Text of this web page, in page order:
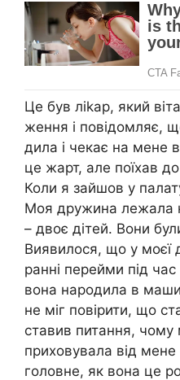
Це був ліkар, який
ження і повідомляє,
дила і чекає на мене
це жарт, але поїхав до
Коли я зайшов у
Моя дружина лежала
– двоє дітей. Вони
Виявилося, що у моєї
ранні перейми під час
вона народила в
не міг повірити, що
ставив питання,
приховувала від мене
головне, як вона це